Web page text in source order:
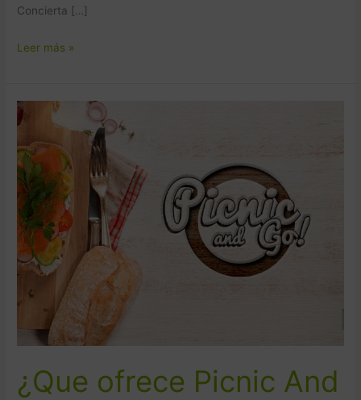
Concierta […]
Leer más »
¿Que ofrece Picnic And
¿Que
ofrece
Picnic
And
GO!
en
sus
picnic’s?